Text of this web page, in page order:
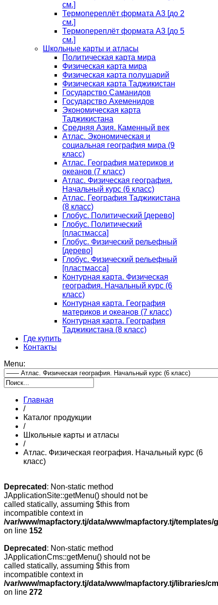
см.]
Термопереплёт формата А3 [до 2
см.]
Термопереплёт формата А3 [до 5
см.]
Школьные карты и атласы
Политическая карта мира
Физическая карта мира
Физическая карта полушарий
Физическая карта Таджикистан
Государство Саманидов
Государство Ахеменидов
Экономическая карта
Таджикистана
Средняя Азия. Каменный век
Атлас. Экономическая и
социальная география мира (9
класс)
Атлас. География материков и
океанов (7 класс)
Атлас. Физическая география.
Начальный курс (6 класс)
Атлас. География Таджикистана
(8 класс)
Глобус. Политический [дерево]
Глобус. Политический
[пластмасса]
Глобус. Физический рельефный
[дерево]
Глобус. Физический рельефный
[пластмасса]
Контурная карта. Физическая
география. Начальный курс (6
класс)
Контурная карта. География
материков и океанов (7 класс)
Контурная карта. География
Таджикистана (8 класс)
Где купить
Контакты
Menu:
Главная
/
Каталог продукции
/
Школьные карты и атласы
/
Атлас. Физическая география. Начальный курс (6
класс)
Deprecated : Non-static method
JApplicationSite::getMenu() should not be
called statically, assuming $this from
incompatible context in
/var/www/mapfactory.tj/data/www/mapfactory.tj/
on line 152
Deprecated : Non-static method
JApplicationCms::getMenu() should not be
called statically, assuming $this from
incompatible context in
/var/www/mapfactory.tj/data/www/mapfactory.tj/libraries/
on line 272